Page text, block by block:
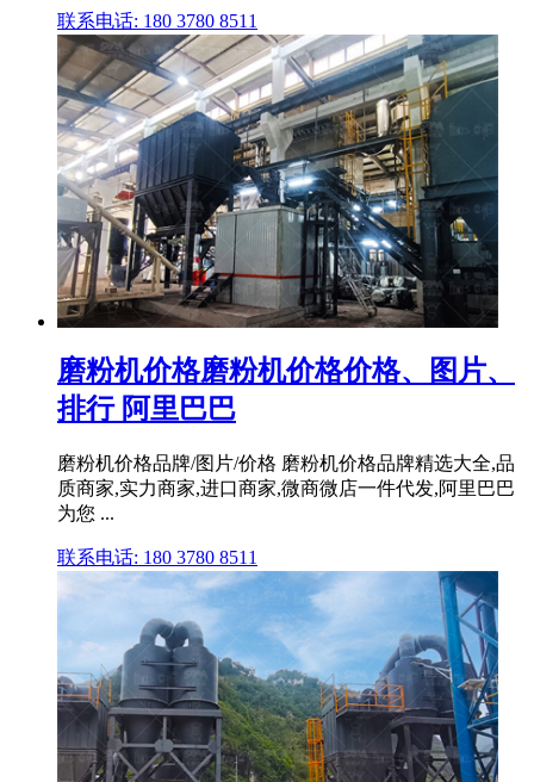
联系电话: 180 3780 8511
磨粉机价格磨粉机价格价格、图片、
排行 阿里巴巴
磨粉机价格品牌/图片/价格 磨粉机价格品牌精选大全,品
质商家,实力商家,进口商家,微商微店一件代发,阿里巴巴
为您 ...
联系电话: 180 3780 8511